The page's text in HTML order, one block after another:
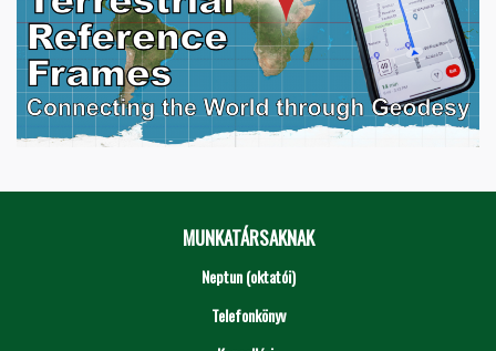
MUNKATÁRSAKNAK
Neptun (oktatói)
Telefonkönyv